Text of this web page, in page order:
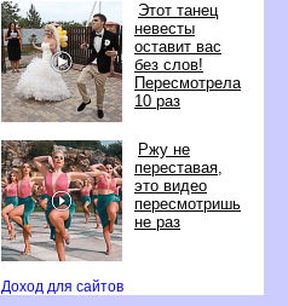
Этот танец
невесты
оставит вас
ез слов!
Пересмотрела
10 раз
Ржу не
переставая,
это видео
пересмотришь
не раз
Доход для сайто